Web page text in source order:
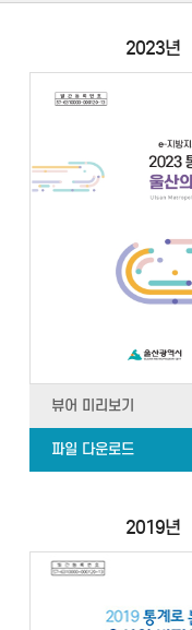
2023년
뷰어 미리보기
파일 다운로드
2019년